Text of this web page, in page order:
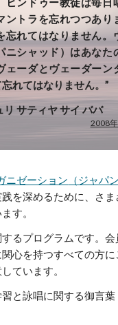
ヒンドゥー教徒は毎日
ントラを忘れつつあり
忘れてはなりません。
ニシャッド）はあなた
ェーダとヴェーダーン
れてはなりません。”
リ サティヤ サイ ババ
2008
ニゼーション （ジャパ
を深めるために、さま
す。
るプログラムです。会
心を持つすべての方に
ています。
と詠唱に関する御言葉